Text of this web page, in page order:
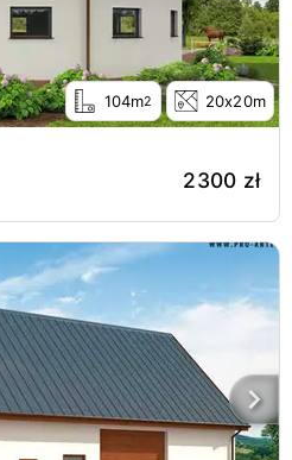
104m2 20x20m
2300 zł